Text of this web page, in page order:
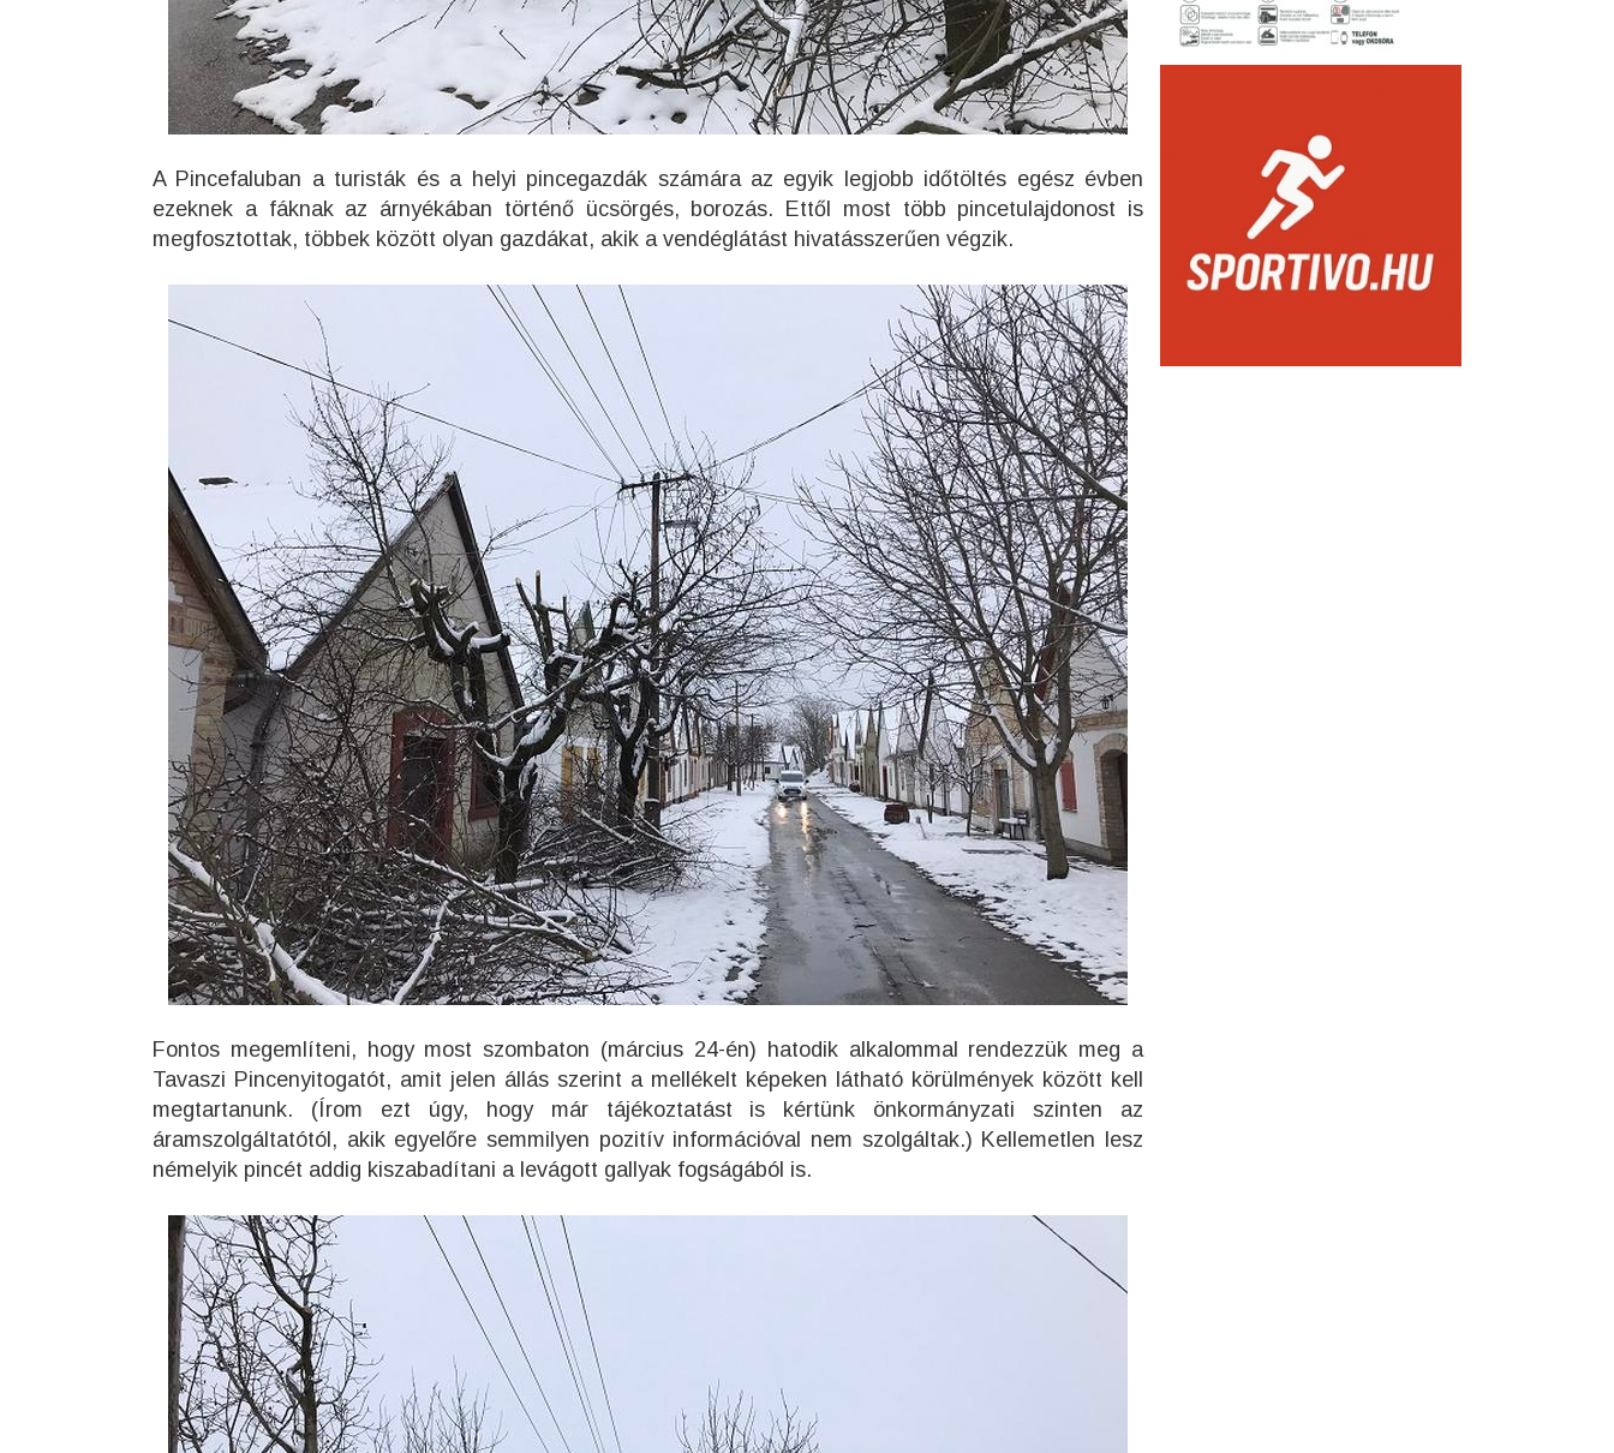
A Pincefaluban a turisták és a helyi pincegazdák számára az egyik legjobb időtöltés egész évben
ezeknek a fáknak az árnyékában történő ücsörgés, borozás. Ettől most több pincetulajdonost is
megfosztottak, többek között olyan gazdákat, akik a vendéglátást hivatásszerűen végzik.
Fontos megemlíteni, hogy most szombaton (március 24-én) hatodik alkalommal rendezzük meg a
Tavaszi Pincenyitogatót, amit jelen állás szerint a mellékelt képeken látható körülmények között kell
megtartanunk. (Írom ezt úgy, hogy már tájékoztatást is kértünk önkormányzati szinten az
áramszolgáltatótól, akik egyelőre semmilyen pozitív információval nem szolgáltak.) Kellemetlen lesz
némelyik pincét addig kiszabadítani a levágott gallyak fogságából is.